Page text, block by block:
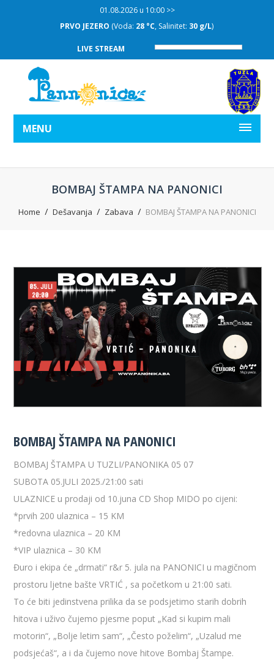
01.08.2026 u 10:00 >>
PRVO JEZERO (Voda: 28 °C, Salinitet: 30 g/L)
LIVE STREAM
MENU
BOMBAJ ŠTAMPA NA PANONICI
Home Dešavanja Zabava BOMBAJ ŠTAMPA NA PANONICI
BOMBAJ ŠTAMPA NA PANONICI
BOMBAJ ŠTAMPA U TUZLI/PANONIKA 05 07
SUBOTA 05.JULI 2025./21:00 sati
ULAZNICE u prodaji od 10.juna CD Shop MIDO po cijeni:
*prvih 200 ulaznica – 15 KM
*redovna ulaznica – 20 KM
*VIP ulaznica – 30 KM
Đuro i ekipa će „drmati“ r&r 5. jula na PANONICI u magičnom
prostoru ljetne bašte VRTIĆ , sa početkom u 21:00 sati.
To će biti jedinstvena prilika da se podsjetimo starih dobrih
hitova i uživo čujemo pjesme poput „Kad si kupim mali
motorin“, „Bolje letim sam“, „Često poželim“, „Uzalud me
podsjećaš“, a i da čujemo nove hitove Bombaj Štampe.